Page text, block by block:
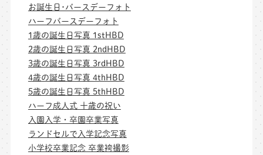
お誕生日･バースデーフォト
ハーフバースデーフォト
1歳の誕生日写真 1stHBD
2歳の誕生日写真 2ndHBD
3歳の誕生日写真 3rdHBD
4歳の誕生日写真 4thHBD
5歳の誕生日写真 5thHBD
ハーフ成人式 十歳の祝い
入園入学・卒園卒業写真
ランドセルで入学記念写真
小学校卒業記念 卒業袴撮影